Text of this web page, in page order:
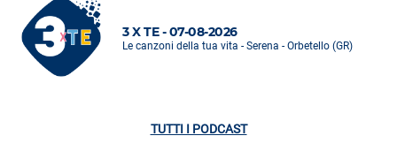
3 X TE - 07-08-2026
Le canzoni della tua vita - Serena - Orbetello (GR)
TUTTI I PODCAST